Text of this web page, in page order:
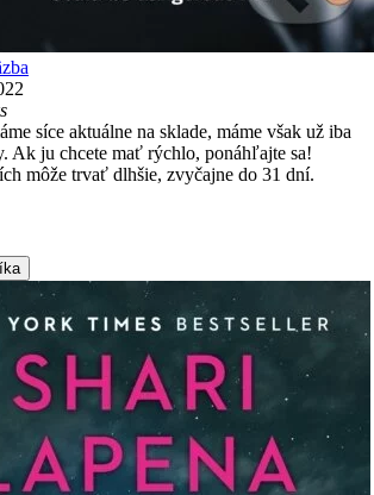
síce aktuálne na sklade, máme však už iba
Ak ju chcete mať rýchlo, ponáhľajte sa!
môže trvať dlhšie, zvyčajne do 31 dní.